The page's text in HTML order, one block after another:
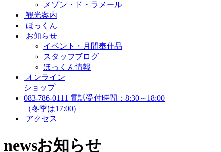
メゾン・ド・ラメール
観光案内
ほっくん
お知らせ
イベント・月間奉仕品
スタッフブログ
ほっくん情報
オンライン
ショップ
083-786-0111 電話受付時間：8:30～18:00
（冬季は17:00）
アクセス
newsお知らせ